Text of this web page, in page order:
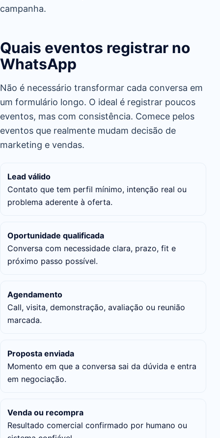
campanha.
Quais eventos registrar no
WhatsApp
Não é necessário transformar cada conversa em
um formulário longo. O ideal é registrar poucos
eventos, mas com consistência. Comece pelos
eventos que realmente mudam decisão de
marketing e vendas.
Lead válido
Contato que tem perfil mínimo, intenção real ou
problema aderente à oferta.
Oportunidade qualificada
Conversa com necessidade clara, prazo, fit e
próximo passo possível.
Agendamento
Call, visita, demonstração, avaliação ou reunião
marcada.
Proposta enviada
Momento em que a conversa sai da dúvida e entra
em negociação.
Venda ou recompra
Resultado comercial confirmado por humano ou